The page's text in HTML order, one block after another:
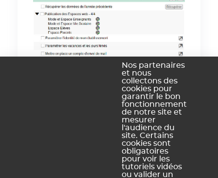
Sécurisation des comptes
> Plus d'infos pour les chefs
Nos partenaires
et nous
collectons des
cookies pour
garantir le bon
fonctionnement
de notre site et
mesurer
l'audience du
site. Certains
cookies sont
obligatoires
pour voir les
tutoriels vidéos
ou valider un